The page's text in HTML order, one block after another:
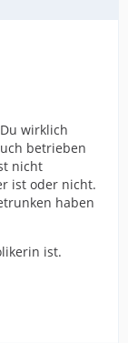
wirklich
betrieben
nicht
ist oder nicht.
haben
ist.